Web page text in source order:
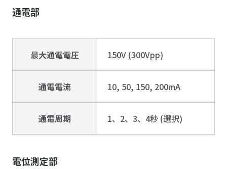
通電部
最大通電電圧 150V (300Vpp)
通電電流 10, 50, 150, 200mA
通電周期 1、2、3、4秒 (選択)
電位測定部